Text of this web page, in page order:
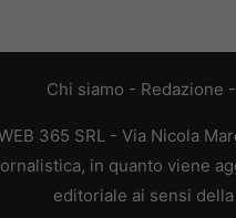
Chi siamo - Redazione -
365 SRL - Via Nicola
in quanto viene
editoriale ai sensi